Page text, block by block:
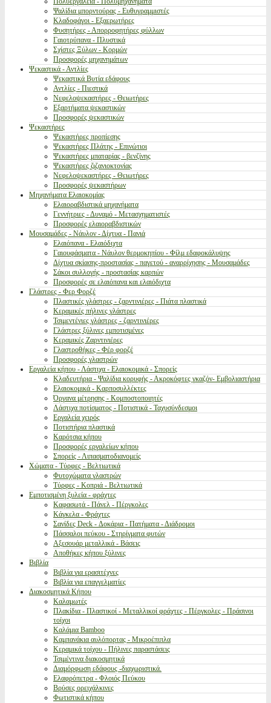
Ψαλίδια μπορντούρας - Ευθυγραμμιστές
Κλαδοφάγοι - Εξαερωτήρες
Φυσητήρες - Απορροφητήρες φύλλων
Γαιοτρύπανα - Πλυστικά
Σχίστες Ξύλων - Κορμών
Προσφορές μηχανημάτων
Ψεκαστικά - Αντλίες
Ψεκαστικά Βυτία εδάφους
Αντλίες - Πιεστικά
Νεφελοψεκαστήρες - Θειωτήρες
Εξαρτήματα ψεκαστικών
Προσφορές ψεκαστικών
Ψεκαστήρες
Ψεκαστήρες προπίεσης
Ψεκαστήρες Πλάτης - Επινώτιοι
Ψεκαστήρες μπαταρίας - βενζίνης
Ψεκαστήρες ζιζανιοκτονίας
Νεφελοψεκαστήρες - Θειωτήρες
Προσφορές ψεκαστήρων
Μηχανήματα Ελαιοκομίας
Ελαιοραβδιστικά μηχανήματα
Γεννήτριες - Δυναμό - Μετασχηματιστές
Προσφορές ελαιοραβδιστικών
Μουσαμάδες - Νάυλον - Δίχτυα - Πανιά
Ελαιόπανα - Ελαιόδιχτα
Γαιουφάσματα - Νάυλον θερμοκηπίου - Φίλμ εδαφοκάλυψης
Δίχτυα σκίασης-προστασίας - παγετού - αναρρίχησης - Μουσαμάδες
Σάκοι συλλογής - προστασίας καρπών
Προσφορές σε ελαιόπανα και ελαιόδιχτα
Γλάστρες - Φερ Φορζέ
Πλαστικές γλάστρες - ζαρντινιέρες - Πιάτα πλαστικά
Κεραμικές πήλινες γλάστρες
Τσιμεντένιες γλάστρες - ζαρντινιέρες
Γλάστρες ξύλινες εμποτισμένες
Κεραμικές Ζαρντινιέρες
Γλαστροθήκες - Φέρ φορζέ
Προσφορές γλαστρών
Εργαλεία κήπου - Λάστιχα - Ελαιοκομικά - Σπορείς
Κλαδευτήρια - Ψαλίδια κορυφής - Ακροκόφτες γκαζόν- Εμβολιαστήρια
Ελαιοκομικά - Καρποσυλλέκτες
Όργανα μέτρησης - Κομποστοποιητές
Λάστιχα ποτίσματος - Ποτιστικά - Ταχυσύνδεσμοι
Εργαλεία χειρός
Ποτιστήρια πλαστικά
Καρότσια κήπου
Προσφορές εργαλείων κήπου
Σπορείς - Λιπασματοδιανομείς
Χώματα - Τύρφες - Βελτιωτικά
Φυτοχώματα γλαστρών
Τύρφες - Κοπριά - Βελτιωτικά
Εμποτισμένη ξυλεία - φράχτες
Καφασωτά - Πάνελ - Πέργκολες
Κάγκελα - Φράχτες
Σανίδες Deck - Δοκάρια - Πατήματα - Διάδρομοι
Πάσσαλοι πεύκου - Στηρίγματα φυτών
Αξεσουάρ μεταλλικά - Βάσεις
Αποθήκες κήπου ξύλινες
Βιβλία
Βιβλία για ερασιτέχνες
Βιβλία για επαγγελματίες
Διακοσμητικά Κήπου
Καλαμωτές
Πλακίδια - Πλαστικοί - Μεταλλικοί φράχτες - Πέργκολες - Πράσινοι
τοίχοι
Καλάμια Bamboo
Καμπανάκια αυλόπορτας - Μικροέπιπλα
Κεραμικά τοίχου - Πήλινες παραστάσεις
Τσιμέντινα διακοσμητικά
Διαμόρφωση εδάφους -διαχωριστικά.
Ελαφρόπετρα - Φλοιός Πεύκου
Βρύσες ορειχάλκινες
Φωτιστικά κήπου